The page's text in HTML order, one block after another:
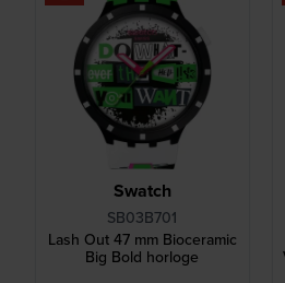
Swatch
SB03B701
Lash Out 47 mm Bioceramic
Big Bold horloge